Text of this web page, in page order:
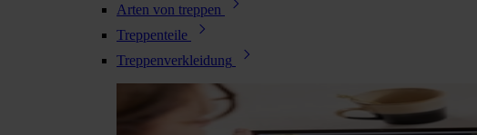
Arten von treppen
Treppenteile
Treppenverkleidung